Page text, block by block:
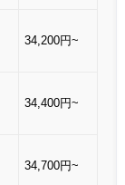
34,200円~
34,400円~
34,700円~